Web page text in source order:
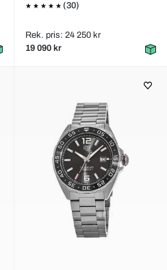
(30)
Rek. pris: 24 250 kr
19 090 kr